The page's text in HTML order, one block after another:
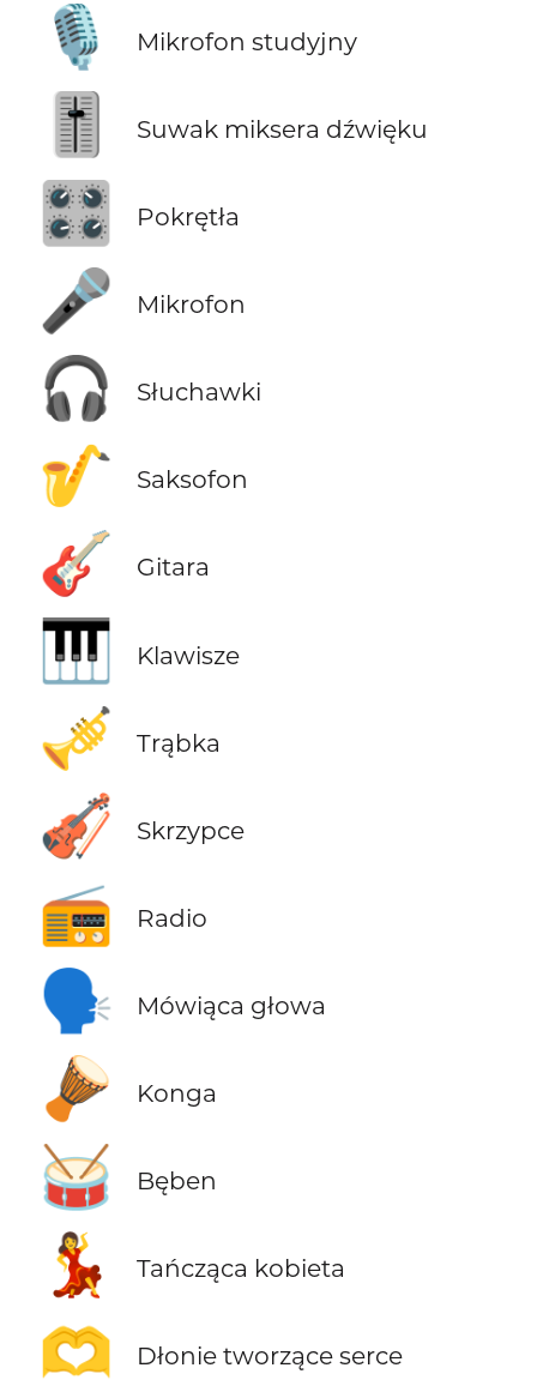
🎙️ Mikrofon studyjny
🎚️ Suwak miksera dźwięku
🎛️ Pokrętła
🎤 Mikrofon
🎧 Słuchawki
🎷 Saksofon
🎸 Gitara
🎹 Klawisze
🎺 Trąbka
🎻 Skrzypce
📻 Radio
🗣️ Mówiąca głowa
🪘 Konga
🥁 Bęben
💃 Tańcząca kobieta
🫶 Dłonie tworzące serce